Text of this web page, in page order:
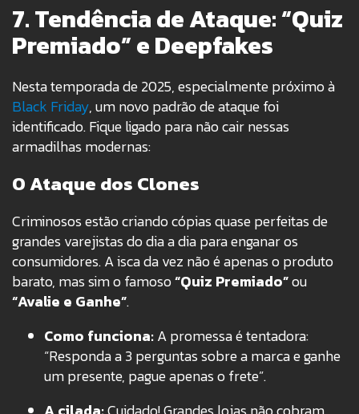
7. Tendência de Ataque: “Quiz
Premiado” e Deepfakes
Nesta temporada de 2025, especialmente próximo à
Black Friday, um novo padrão de ataque foi
identificado. Fique ligado para não cair nessas
armadilhas modernas:
O Ataque dos Clones
Criminosos estão criando cópias quase perfeitas de
grandes varejistas do dia a dia para enganar os
consumidores. A isca da vez não é apenas o produto
barato, mas sim o famoso“Quiz Premiado”ou
“Avalie e Ganhe”.
Como funciona:A promessa é tentadora:
“Responda a 3 perguntas sobre a marca e ganhe
um presente, pague apenas o frete”.